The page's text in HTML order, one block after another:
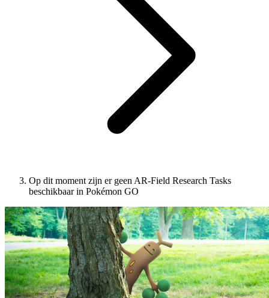
Op dit moment zijn er geen AR-Field Research Tasks
beschikbaar in Pokémon GO